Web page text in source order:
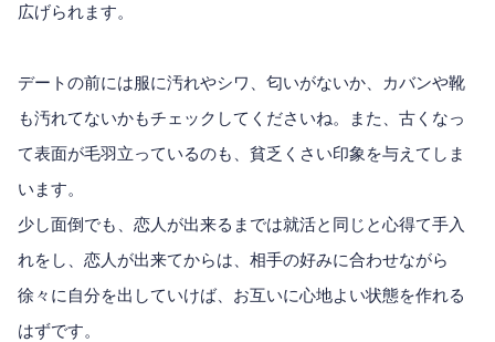
広げられます。
デートの前には服に汚れやシワ、匂いがないか、カバンや靴
も汚れてないかもチェックしてくださいね。また、古くなっ
て表面が毛羽立っているのも、貧乏くさい印象を与えてしま
います。
少し面倒でも、恋人が出来るまでは就活と同じと心得て手入
れをし、恋人が出来てからは、相手の好みに合わせながら
徐々に自分を出していけば、お互いに心地よい状態を作れる
はずです。